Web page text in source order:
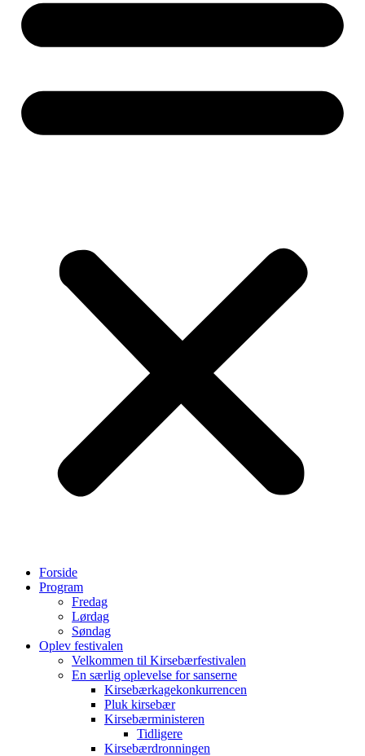
Forside
Program
Fredag
Lørdag
Søndag
Oplev festivalen
Velkommen til Kirsebærfestivalen
En særlig oplevelse for sanserne
Kirsebærkagekonkurrencen
Pluk kirsebær
Kirsebærministeren
Tidligere
Kirsebærdronningen